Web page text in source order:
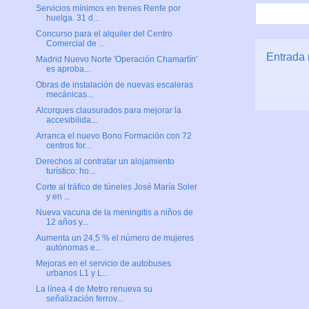
Entrada
Servicios mínimos en trenes Renfe por
huelga. 31 d...
Concurso para el alquiler del Centro
Comercial de ...
Madrid Nuevo Norte 'Operación Chamartín'
es aproba...
Obras de instalación de nuevas escaleras
mecánicas...
Alcorques clausurados para mejorar la
accesibilida...
Arranca el nuevo Bono Formación con 72
centros for...
Derechos al contratar un alojamiento
turístico: ho...
Corte al tráfico de túneles José María Soler
y en ...
Nueva vacuna de la meningitis a niños de
12 años y...
Aumenta un 24,5 % el número de mujeres
autónomas e...
Mejoras en el servicio de autobuses
urbanos L1 y L...
La línea 4 de Metro renueva su
señalización ferrov...